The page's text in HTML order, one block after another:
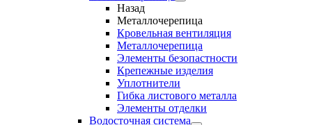
Назад
Металлочерепица
Кровельная вентиляция
Металлочерепица
Элементы безопастности
Крепежные изделия
Уплотнители
Гибка листового металла
Элементы отделки
Водосточная система